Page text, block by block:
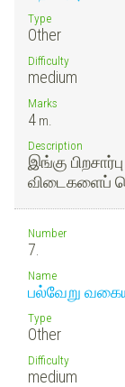
Type
Other
Difficulty
medium
Marks
4 m.
Description
இங்கு
விடைகளைப்
Number
7.
Name
பல்வேறு
Type
Other
Difficulty
medium